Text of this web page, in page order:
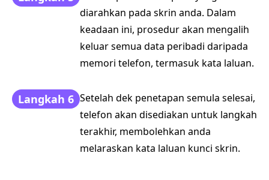
diarahkan pada skrin anda. Dalam
keadaan ini, prosedur akan mengalih
keluar semua data peribadi daripada
memori telefon, termasuk kata laluan.
Langkah 6 Setelah dek penetapan semula selesai,
telefon akan disediakan untuk langkah
terakhir, membolehkan anda
melaraskan kata laluan kunci skrin.